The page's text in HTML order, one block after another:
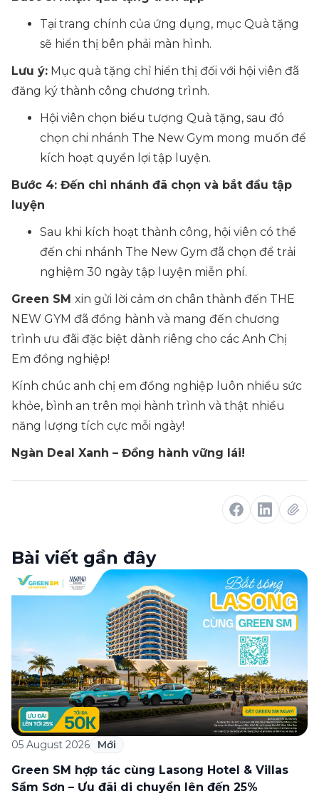
Tại trang chính của ứng dụng, mục Quà tặng
sẽ hiển thị bên phải màn hình.
Lưu ý: Mục quà tặng chỉ hiển thị đối với hội viên đã
đăng ký thành công chương trình.
Hội viên chọn biểu tượng Quà tặng, sau đó
chọn chi nhánh The New Gym mong muốn để
kích hoạt quyền lợi tập luyện.
Bước 4: Đến chi nhánh đã chọn và bắt đầu tập
luyện
Sau khi kích hoạt thành công, hội viên có thể
đến chi nhánh The New Gym đã chọn để trải
nghiệm 30 ngày tập luyện miễn phí.
Green SM xin gửi lời cảm ơn chân thành đến THE
NEW GYM đã đồng hành và mang đến chương
trình ưu đãi đặc biệt dành riêng cho các Anh Chị
Em đồng nghiệp!
Kính chúc anh chị em đồng nghiệp luôn nhiều sức
khỏe, bình an trên mọi hành trình và thật nhiều
năng lượng tích cực mỗi ngày!
Ngàn Deal Xanh – Đồng hành vững lái!
Bài viết gần đây
05 August 2026 Mới
Green SM hợp tác cùng Lasong Hotel & Villas
Sầm Sơn – Ưu đãi di chuyển lên đến 25%